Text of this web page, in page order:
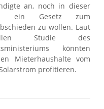
an, noch in dieser
ein Gesetz zum
zu wollen. Laut
Studie des
könnten
Mieterhaushalte vom
profitieren.